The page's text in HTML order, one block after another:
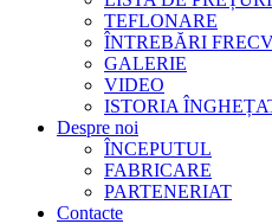
TEFLONARE
ÎNTREBĂRI
GALERIE
VIDEO
ISTORIA
Despre noi
ÎNCEPUTUL
FABRICARE
PARTENERIAT
Contacte